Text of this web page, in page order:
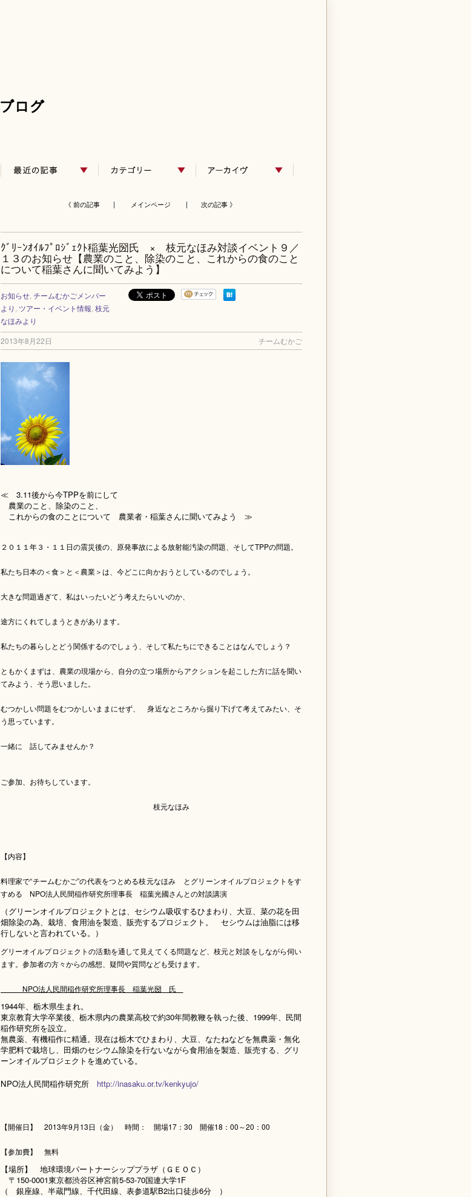
《 前の記事 | メインページ | 次の記事 》
ｸﾞﾘｰﾝｵｲﾙﾌﾟﾛｼﾞｪｸﾄ稲葉光圀氏 × 枝元なほみ対談イベント９／
１３のお知らせ【農業のこと、除染のこと、これからの食のこと
について稲葉さんに聞いてみよう】
お知らせ, チームむかごメンバー
より ツアー・イベント情報 枝元
なほみより
2013年8月22日
チームむかご
≪ 3.11後から今TPPを前にして
農業のこと、除染のこと、
これからの食のことについて 農業者・稲葉さんに聞いてみよう ≫
２０１１年３・１１日の震災後の、原発事故による放射能汚染の問題、そしてTPPの問題。
私たち日本の＜食＞と＜農業＞は、今どこに向かおうとしているのでしょう。
大きな問題過ぎて、私はいったいどう考えたらいいのか、
途方にくれてしまうときがあります。
私たちの暮らしとどう関係するのでしょう、そして私たちにできることはなんでしょう？
ともかくまずは、農業の現場から、自分の立つ場所からアクションを起こした方に話を聞い
てみよう、そう思いました。
むつかしい問題をむつかしいままにせず、 身近なところから掘り下げて考えてみたい、そ
う思っています。
一緒に 話してみませんか？
ご参加、お待ちしています。
枝元なほみ
【内容】
料理家で“チームむかご”の代表をつとめる枝元なほみ とグリーンオイルプロジェクトをす
すめる NPO法人民間稲作研究所理事長 稲葉光國さんとの対談講演
（グリーンオイルプロジェクトとは、セシウム吸収するひまわり、大豆、菜の花を田
畑除染の為、栽培、食用油を製造、販売するプロジェクト。 セシウムは油脂には移
行しないと言われている。）
グリーオイルプロジェクトの活動を通して見えてくる問題など、枝元と対談をしながら伺い
ます。参加者の方々からの感想、疑問や質問なども受けます。
NPO法人民間稲作研究所理事長 稲葉光圀 氏
1944年、栃木県生まれ。
東京教育大学卒業後、栃木県内の農業高校で約30年間教鞭を執った後、1999年、民間
稲作研究所を設立。
無農薬、有機稲作に精通。現在は栃木でひまわり、大豆、なたねなどを無農薬・無化
学肥料で栽培し、田畑のセシウム除染を行ないながら食用油を製造、販売する、グリ
ーンオイルプロジェクトを進めている。
NPO法人民間稲作研究所 http://inasaku.or.tv/kenkyujo/
【開催日】 2013年9月13日（金） 時間： 開場17：30 開催18：00～20：00
【参加費】 無料
【場所】 地球環境パートナーシッププラザ（ＧＥＯＣ）
〒150-0001東京都渋谷区神宮前5-53-70国連大学1F
（ 銀座線、半蔵門線、千代田線、表参道駅B2出口徒歩6分 ）